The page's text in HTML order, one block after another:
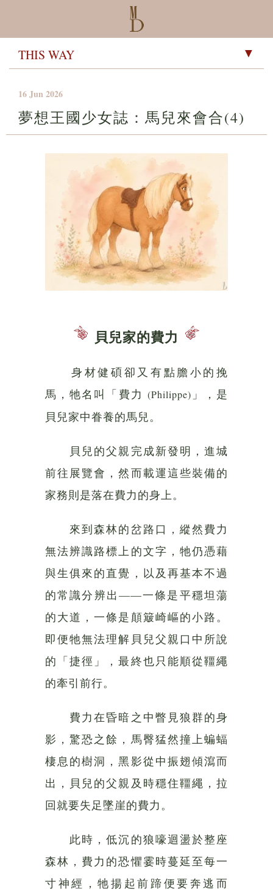
▼
16 Jun 2026
夢想王國少女誌：馬兒來會合(4)
貝兒家的費力
身材健碩卻又有點膽小的挽
馬，牠名叫「費力 (Philippe) 」，是
貝兒家中眷養的馬兒。
貝兒的父親完成新發明，進城
前往展覽會，然而載運這些裝備的
家務則是落在費力的身上。
來到森林的岔路口，縱然費力
無法辨識路標上的文字，牠仍憑藉
與生俱來的直覺，以及再基本不過
的常識分辨出——一條是平穩坦蕩
的大道，一條是顛簸崎嶇的小路。
即便牠無法理解貝兒父親口中所說
的「捷徑」，最終也只能順從韁繩
的牽引前行。
費力在昏暗之中瞥見狼群的身
影，驚恐之餘，馬臀猛然撞上蝙蝠
棲息的樹洞，黑影從中振翅傾瀉而
出，貝兒的父親及時穩住韁繩，拉
回就要失足墜崖的費力。
此時，低沉的狼嚎迴盪於整座
森林，費力的恐懼霎時蔓延至每一
寸神經，牠揚起前蹄便要奔逃而